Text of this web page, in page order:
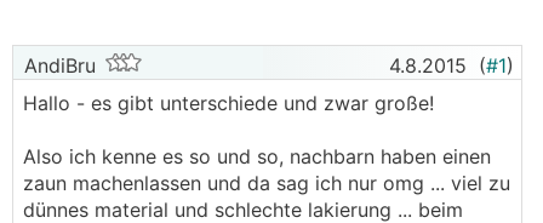
AndiBru 4.8.2015 (#1)
Hallo - es gibt unterschiede und zwar große!
Also ich kenne es so und so, nachbarn haben einen
zaun machenlassen und da sag ich nur omg ... viel zu
dünnes material und schlechte lakierung ... beim